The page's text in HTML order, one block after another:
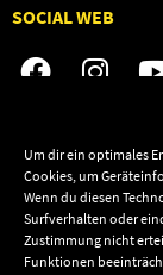
Um dir ein optimales
Cookies, um
Wenn du diesen
Surfverhalten oder
Zustimmung nicht
Funktionen
SOCIAL WEB
Audiolith
News
Artists
Releases